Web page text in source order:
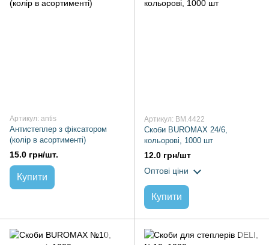
Артикул: antis
Антистеплер з фіксатором
(колір в асортименті)
15.0 грн/шт.
Купити
Артикул: BM.4422
Скоби BUROMAX 24/6,
кольорові, 1000 шт
12.0 грн/шт
Оптові ціни
Купити